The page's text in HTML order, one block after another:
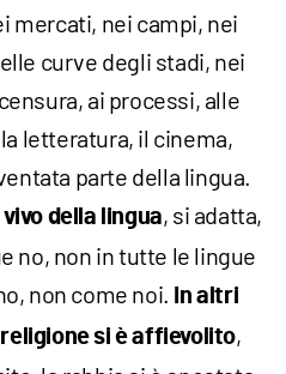
mercati, nei campi, nei
curve degli stadi, nei
ai processi, alle
letteratura, il cinema,
parte della lingua.
della lingua, si adatta,
no, non in tutte le lingue
non come noi.
In altri
si è affievolito,